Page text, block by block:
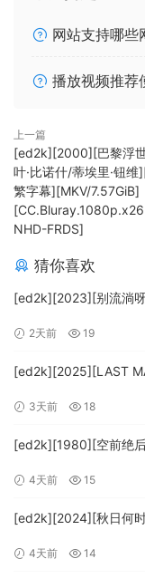
网站支持哪些
播放视频推荐
上一篇
[ed2k][2000][巴黎浮
叶·比诺什/蒂埃里·钮
繁字幕][MKV/7.57GiB]
NHD-FRDS]
猜你喜欢
[ed2k][2023][别流淌
2天前 19
[ed2k][2025][LAST
3天前 18
[ed2k][1980][空前绝后
HD.MA5.1.x265.10bit-
4天前 15
[ed2k][2024][秋日何
FRDS]
4天前 14